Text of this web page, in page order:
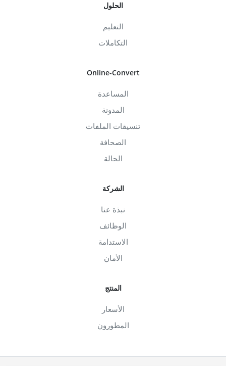
الحلول
التعليم
التكاملات
Online-Convert
المساعدة
المدونة
تنسيقات الملفات
الصحافة
الحالة
الشركة
نبذة عنا
الوظائف
الاستدامة
الأمان
المنتج
الأسعار
المطورون